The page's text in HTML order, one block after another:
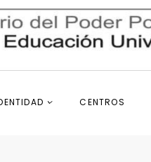
CENTROS